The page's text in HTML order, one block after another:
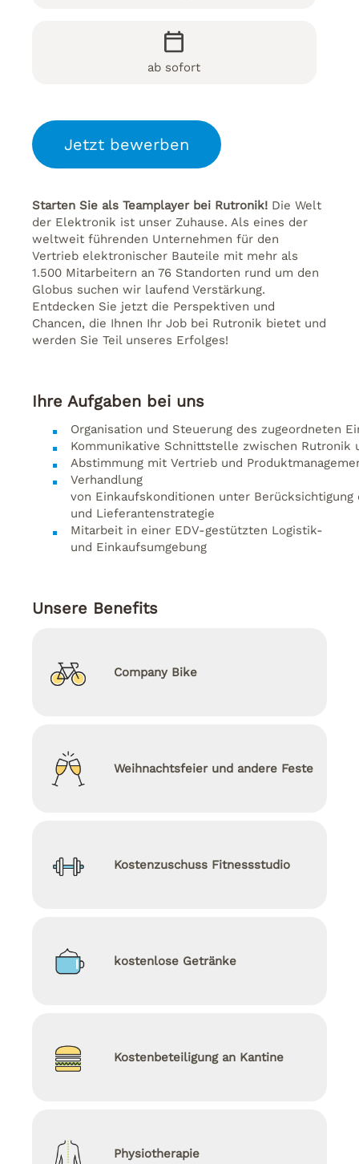
ab sofort
Jetzt bewerben
Starten Sie als Teamplayer bei Rutronik! Die Welt
der Elektronik ist unser Zuhause. Als eines der
weltweit führenden Unternehmen für den
Vertrieb elektronischer Bauteile mit mehr als
1.500 Mitarbeitern an 76 Standorten rund um den
Globus suchen wir laufend Verstärkung.
Entdecken Sie jetzt die Perspektiven und
Chancen, die Ihnen Ihr Job bei Rutronik bietet und
werden Sie Teil unseres Erfolges!
Ihre Aufgaben bei uns
Organisation und Steuerungdes zugeordneten
Kommunikative Schnittstelle zwischen Rutronik
Abstimmung mit Vertriebund
Verhandlung
von Einkaufskonditionen unter Berücksichtigung
und Lieferantenstrategie
Mitarbeitin einerEDV-gestützten Logistik-
und Einkaufsumgebung
Unsere Benefits
Company Bike
Weihnachtsfeier und andere Feste
Kostenzuschuss Fitnessstudio
kostenlose Getränke
Kostenbeteiligung an Kantine
Physiotherapie